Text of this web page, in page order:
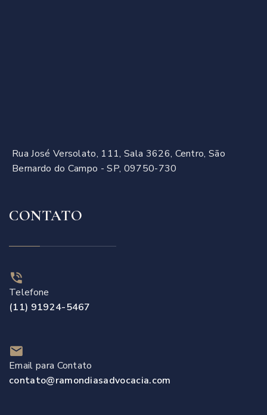
Rua José Versolato, 111, Sala 3626, Centro, São
Bernardo do Campo - SP, 09750-730
CONTATO
Telefone
(11) 91924-5467
Email para Contato
contato@ramondiasadvocacia.com